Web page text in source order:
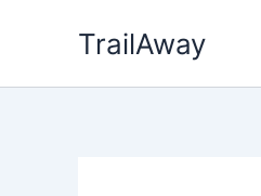
TrailAway